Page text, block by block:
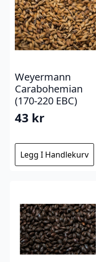
Weyermann
Carabohemian
(170-220 EBC)
43 kr
Legg I Handlekurv